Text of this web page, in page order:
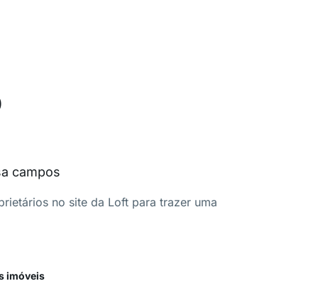
campos
no site da Loft para trazer uma
imóveis